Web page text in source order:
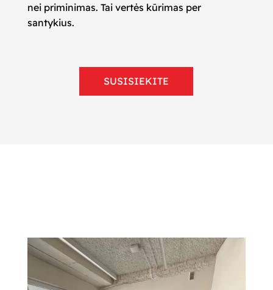
nei priminimas. Tai vertės kūrimas per
santykius.
SUSISIEKITE